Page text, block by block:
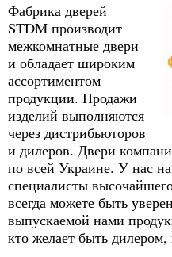
Фабрика дверей
STDM производит
межкомнатные двери
и обладает широким
ассортиментом
продукции. Продажи
изделий выполняются
через дистрибьюторов
и дилеров. Двери
по всей Украине. У нас
специалисты
всегда можете быть
выпускаемой нами
кто желает быть дилером,